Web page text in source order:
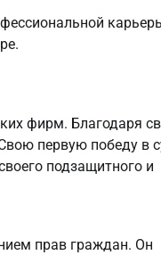
фирм. Благодаря
первую победу в
подзащитного и
прав граждан. Он